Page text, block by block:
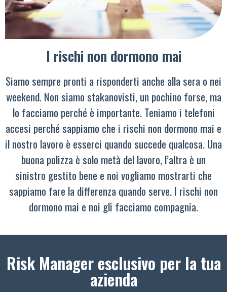
I rischi non dormono mai
Siamo sempre pronti a risponderti anche alla sera o nei
weekend. Non siamo stakanovisti, un pochino forse, ma
lo facciamo perché è importante. Teniamo i telefoni
accesi perché sappiamo che i rischi non dormono mai e
il nostro lavoro è esserci quando succede qualcosa. Una
buona polizza è solo metà del lavoro, l’altra è un
sinistro gestito bene e noi vogliamo mostrarti che
sappiamo fare la differenza quando serve. I rischi non
dormono mai e noi gli facciamo compagnia.
Risk Manager esclusivo per la tua
azienda